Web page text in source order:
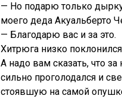
— Но подарю только
моего деда Акуальберто
— Благодарю вас и за это.
Хитрюга низко
А надо вам сказать, что
сильно проголодался и
стоявшую на самой